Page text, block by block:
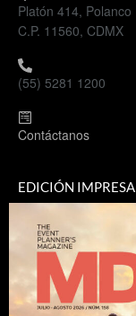
Platón 414, Polanco
C.P. 11560, CDMX
(55) 5281 1200
Contáctanos
EDICIÓN IMPRESA